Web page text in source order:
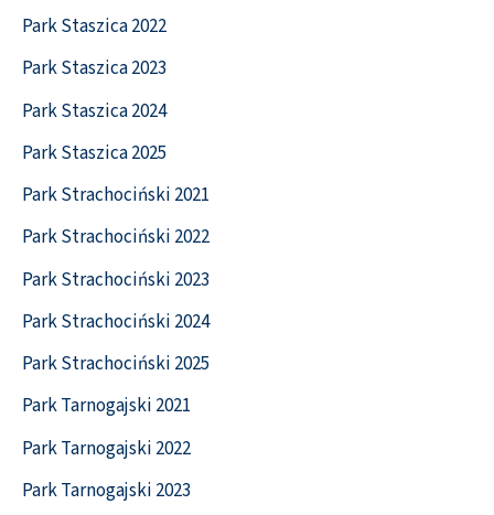
Park Staszica 2022
Park Staszica 2023
Park Staszica 2024
Park Staszica 2025
Park Strachociński 2021
Park Strachociński 2022
Park Strachociński 2023
Park Strachociński 2024
Park Strachociński 2025
Park Tarnogajski 2021
Park Tarnogajski 2022
Park Tarnogajski 2023